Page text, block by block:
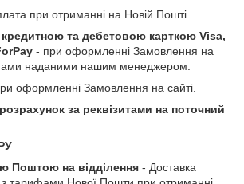
при отриманні на Новій Пошті .
та дебетовою карткою Visa,
- при оформленні Замовлення на
наданими нашим менеджером.
оформленні Замовлення на сайті.
за реквізитами на поточний
Поштою на відділення - Доставка